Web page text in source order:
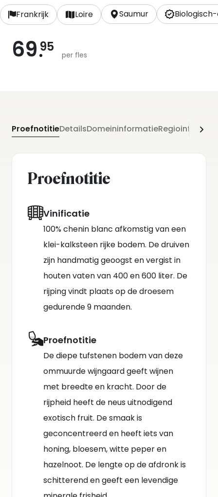
Frankrijk Loire Saumur
69 95
per fles
ProefnotitieDetailsDomeininformatie
Proefnotitie
Vinificatie
100% chenin blanc afkomstig van een
klei-kalksteen rijke bodem. De druiven
zijn handmatig geoogst en vergist in
houten vaten van 400 en 600 liter. De
rijping vindt plaats op de droesem
gedurende 9 maanden.
Proefnotitie
De diepe tufstenen bodem van deze
ommuurde wijngaard geeft wijnen
met breedte en kracht. Door de
rijpheid heeft de neus uitnodigend
exotisch fruit. De smaak is
geconcentreerd en heeft iets van
honing, bloesem, witte peper en
hazelnoot. De lengte op de afdronk is
schitterend en geeft een levendige